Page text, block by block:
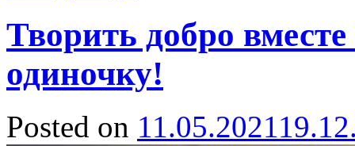
Творить добро вместе
одиночку!
Posted on 11.05.2021